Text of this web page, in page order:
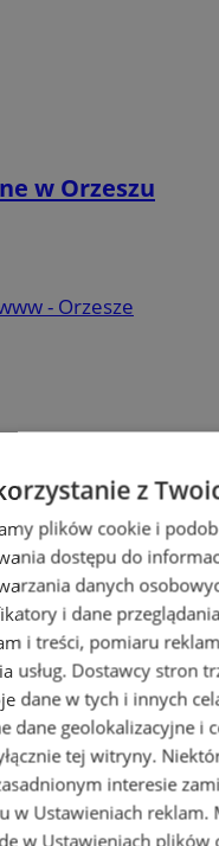
w Orzeszu
- Orzesze
z
plików cookie i
dostępu do
danych
i dane
i treści, pomiaru
usług. Dostawcy stron
dane w tych i innych
dane geolokalizacyjne i
tej witryny.
interesie
w Ustawieniach reklam.
w Ustawieniach plików